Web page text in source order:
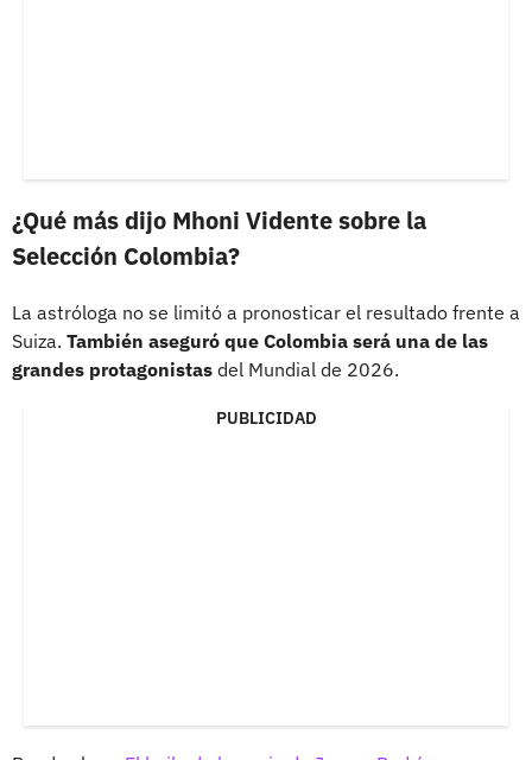
¿Qué más dijo Mhoni Vidente sobre la
Selección Colombia?
La astróloga no se limitó a pronosticar el resultado frente a
Suiza. También aseguró que Colombia será una de las
grandes protagonistas del Mundial de 2026.
PUBLICIDAD